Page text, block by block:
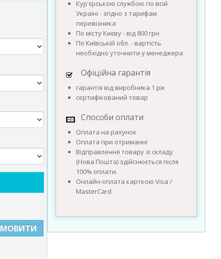
Кур'єрською службою по всій
Україні - згідно з тарифам
перевізника
По місту Києву - від 800 грн
По Київській обл. - вартість
необхідно уточнити у менеджера
Офіційна гарантія
гарантія від виробника 1 рік
сертифікований товар
Способи оплати
Оплата на рахунок
Оплата при отриманні
Відправлення товару зі складу
(Нова Пошта) здійснюється після
100% оплати.
Онлайн-оплата карткою Visa /
MasterCard